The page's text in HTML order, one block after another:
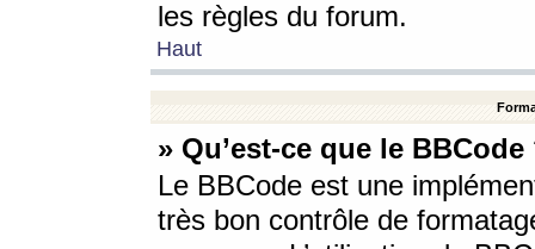
les règles du forum.
Haut
» Qu’est-ce que le BBCode
Le BBCode est une
très bon contrôle de